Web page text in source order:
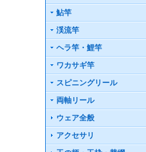
鮎竿
渓流竿
ヘラ竿・鯉竿
ワカサギ竿
スピニングリール
両軸リール
ウェア全般
アクセサリ